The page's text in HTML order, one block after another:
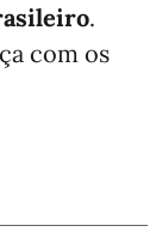
.
com os